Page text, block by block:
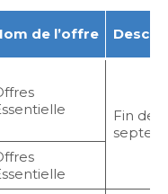
de l’offre
Fin de